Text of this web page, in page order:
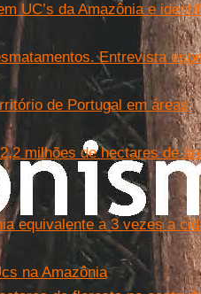
UC’s da Amazônia e
Entrevista
de Portugal em áreas
milhões de hectares de
equivalente a 3 vezes a
na Amazônia